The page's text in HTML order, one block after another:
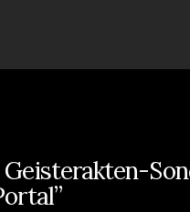
Geisterakten-